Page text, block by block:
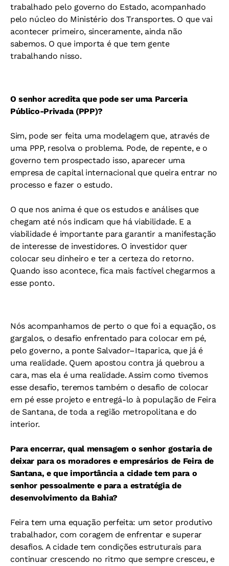
trabalhado pelo governo do Estado, acompanhado
pelo núcleo do Ministério dos Transportes. O que vai
acontecer primeiro, sinceramente, ainda não
sabemos. O que importa é que tem gente
trabalhando nisso.
O senhor acredita que pode ser uma Parceria
Público-Privada (PPP)?
Sim, pode ser feita uma modelagem que, através de
uma PPP, resolva o problema. Pode, de repente, e o
governo tem prospectado isso, aparecer uma
empresa de capital internacional que queira entrar no
processo e fazer o estudo.
O que nos anima é que os estudos e análises que
chegam até nós indicam que há viabilidade. E a
viabilidade é importante para garantir a manifestação
de interesse de investidores. O investidor quer
colocar seu dinheiro e ter a certeza do retorno.
Quando isso acontece, fica mais factível chegarmos a
esse ponto.
Nós acompanhamos de perto o que foi a equação, os
gargalos, o desafio enfrentado para colocar em pé,
pelo governo, a ponte Salvador–Itaparica, que já é
uma realidade. Quem apostou contra já quebrou a
cara, mas ela é uma realidade. Assim como tivemos
esse desafio, teremos também o desafio de colocar
em pé esse projeto e entregá-lo à população de Feira
de Santana, de toda a região metropolitana e do
interior.
Para encerrar, qual mensagem o senhor gostaria de
deixar para os moradores e empresários de Feira de
Santana, e que importância a cidade tem para o
senhor pessoalmente e para a estratégia de
desenvolvimento da Bahia?
Feira tem uma equação perfeita: um setor produtivo
trabalhador, com coragem de enfrentar e superar
desafios. A cidade tem condições estruturais para
continuar crescendo no ritmo que sempre cresceu, e